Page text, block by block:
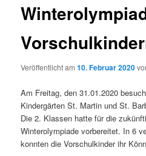
Veröffentlicht am10. Februar 2020
Am Freitag, den 31.01.2020
Kindergärten St. Martin und St.
Die 2. Klassen hatte für die
Winterolympiade vorbereitet. In 6
konnten die Vorschulkinder ihr